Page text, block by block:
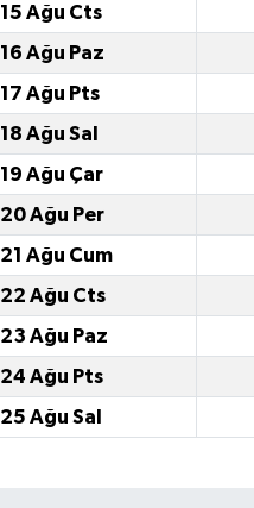
15 Ağu Cts
16 Ağu Paz
17 Ağu Pts
18 Ağu Sal
19 Ağu Çar
20 Ağu Per
21 Ağu Cum
22 Ağu Cts
23 Ağu Paz
24 Ağu Pts
25 Ağu Sal